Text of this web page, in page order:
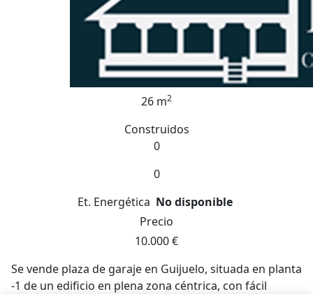
26 m2
Construidos
0
0
Et. Energética No disponible
Precio
10.000 €
Se vende plaza de garaje en Guijuelo, situada en planta
-1 de un edificio en plena zona céntrica, con fácil